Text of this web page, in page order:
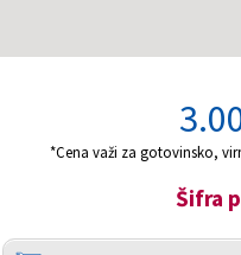
*Cena važi za gotovinsko,
Šifra
Količina
Dodaj